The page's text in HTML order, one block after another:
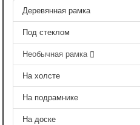
Деревянная рамка
Под стеклом
Необычная рамка
На холсте
На подрамнике
На доске